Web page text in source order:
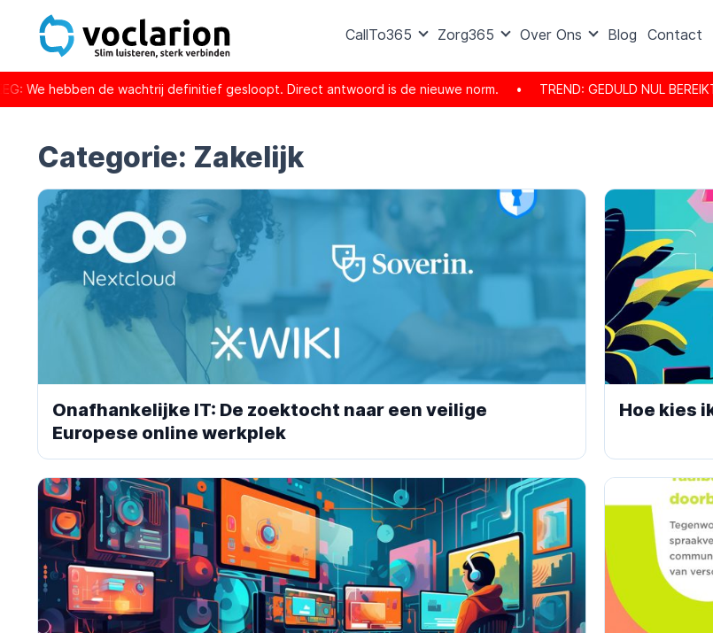
CallTo365 Zorg365 Over Ons Blog Contact
de wachtrij definitief gesloopt. Direct antwoord is de nieuwe norm. • TREND: GEDULD NUL BEREIKT: De
Categorie: Zakelijk
Onafhankelijke IT: De zoektocht naar een veilige
Europese online werkplek
Hoe kies